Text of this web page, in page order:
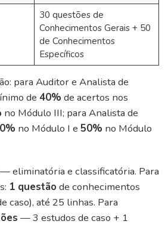
30 questões de
Conhecimentos Gerais + 50
de Conhecimentos
Específicos
para Auditor e Analista de
de 40% de acertos nos
no Módulo III; para Analista de
no Módulo I e 50% no Módulo
— eliminatória e classificatória. Para
1 questão de conhecimentos
caso), até 25 linhas. Para
— 3 estudos de caso + 1